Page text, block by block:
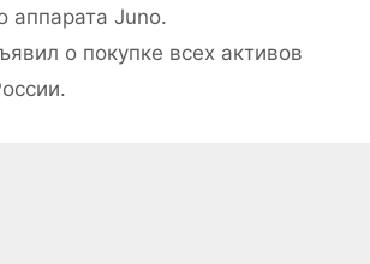
аппарата Juno.
о покупке всех активов